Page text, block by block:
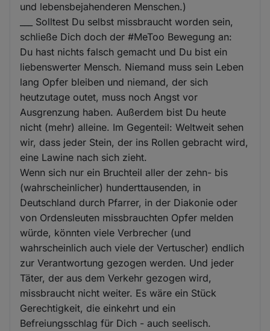
und lebensbejahenderen Menschen.)
___ Solltest Du selbst missbraucht worden sein,
schließe Dich doch der #MeToo Bewegung an:
Du hast nichts falsch gemacht und Du bist ein
liebenswerter Mensch. Niemand muss sein Leben
lang Opfer bleiben und niemand, der sich
heutzutage outet, muss noch Angst vor
Ausgrenzung haben. Außerdem bist Du heute
nicht (mehr) alleine. Im Gegenteil: Weltweit sehen
wir, dass jeder Stein, der ins Rollen gebracht wird,
eine Lawine nach sich zieht.
Wenn sich nur ein Bruchteil aller der zehn- bis
(wahrscheinlicher) hunderttausenden, in
Deutschland durch Pfarrer, in der Diakonie oder
von Ordensleuten missbrauchten Opfer melden
würde, könnten viele Verbrecher (und
wahrscheinlich auch viele der Vertuscher) endlich
zur Verantwortung gezogen werden. Und jeder
Täter, der aus dem Verkehr gezogen wird,
missbraucht nicht weiter. Es wäre ein Stück
Gerechtigkeit, die einkehrt und ein
Befreiungsschlag für Dich - auch seelisch.